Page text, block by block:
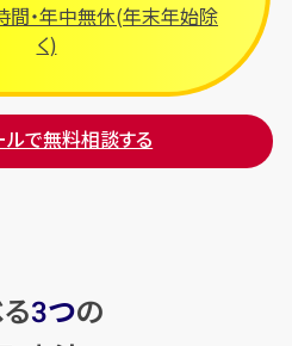
間・年中無休(年末年始除
く)
ルで無料相談する
3つの